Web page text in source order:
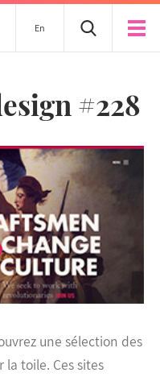
En
#228
une sélection des
la toile. Ces sites